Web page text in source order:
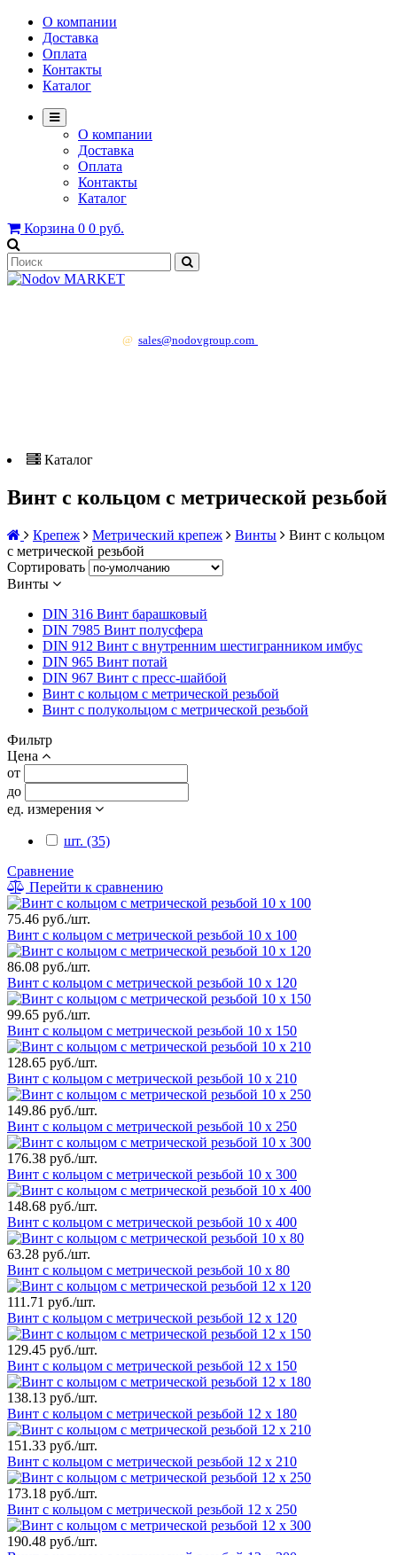
О компании
Доставка
Оплата
Контакты
Каталог
О компании
Доставка
Оплата
Контакты
Каталог
Корзина 0 0 руб.
@ sales@nodovgroup.com
Каталог
Винт с кольцом с метрической резьбой
Крепеж Метрический крепеж Винты
Винт с кольцом
с метрической резьбой
Сортировать
Винты
DIN 316 Винт барашковый
DIN 7985 Винт полусфера
DIN 912 Винт с внутренним шестигранником имбус
DIN 965 Винт потай
DIN 967 Винт с пресс-шайбой
Винт с кольцом с метрической резьбой
Винт с полукольцом с метрической резьбой
Фильтр
Цена
от
до
ед. измерения
шт. (35)
Сравнение
Перейти к сравнению
75.46 руб./шт.
Винт с кольцом с метрической резьбой 10 х 100
86.08 руб./шт.
Винт с кольцом с метрической резьбой 10 х 120
99.65 руб./шт.
Винт с кольцом с метрической резьбой 10 х 150
128.65 руб./шт.
Винт с кольцом с метрической резьбой 10 х 210
149.86 руб./шт.
Винт с кольцом с метрической резьбой 10 х 250
176.38 руб./шт.
Винт с кольцом с метрической резьбой 10 х 300
148.68 руб./шт.
Винт с кольцом с метрической резьбой 10 х 400
63.28 руб./шт.
Винт с кольцом с метрической резьбой 10 х 80
111.71 руб./шт.
Винт с кольцом с метрической резьбой 12 х 120
129.45 руб./шт.
Винт с кольцом с метрической резьбой 12 х 150
138.13 руб./шт.
Винт с кольцом с метрической резьбой 12 х 180
151.33 руб./шт.
Винт с кольцом с метрической резьбой 12 х 210
173.18 руб./шт.
Винт с кольцом с метрической резьбой 12 х 250
190.48 руб./шт.